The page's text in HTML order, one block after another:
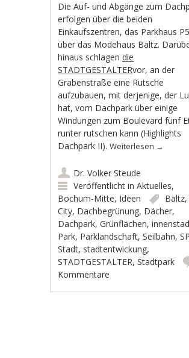
Die Auf- und Abgänge zum
erfolgen über die beiden
Einkaufszentren, das Parkhaus
über das Modehaus Baltz.
hinaus schlagendie
STADTGESTALTERvor, an der
Grabenstraße eine Rutsche
aufzubauen, mit derjenige, der
hat, vom Dachpark über einige
Windungen zum Boulevard fünf
runter rutschen kann (Highlights
Dachpark II).Weiterlesen →
Dr. Volker Steude
Veröffentlicht inAktuelles,
Bochum-Mitte, Ideen Baltz,
City, Dachbegrünung, Dächer,
Dachpark,Grünflächen,
Park, Parklandschaft,Seilbahn,
Stadt, stadtentwickung,
STADTGESTALTER,Stadtpark
Kommentare